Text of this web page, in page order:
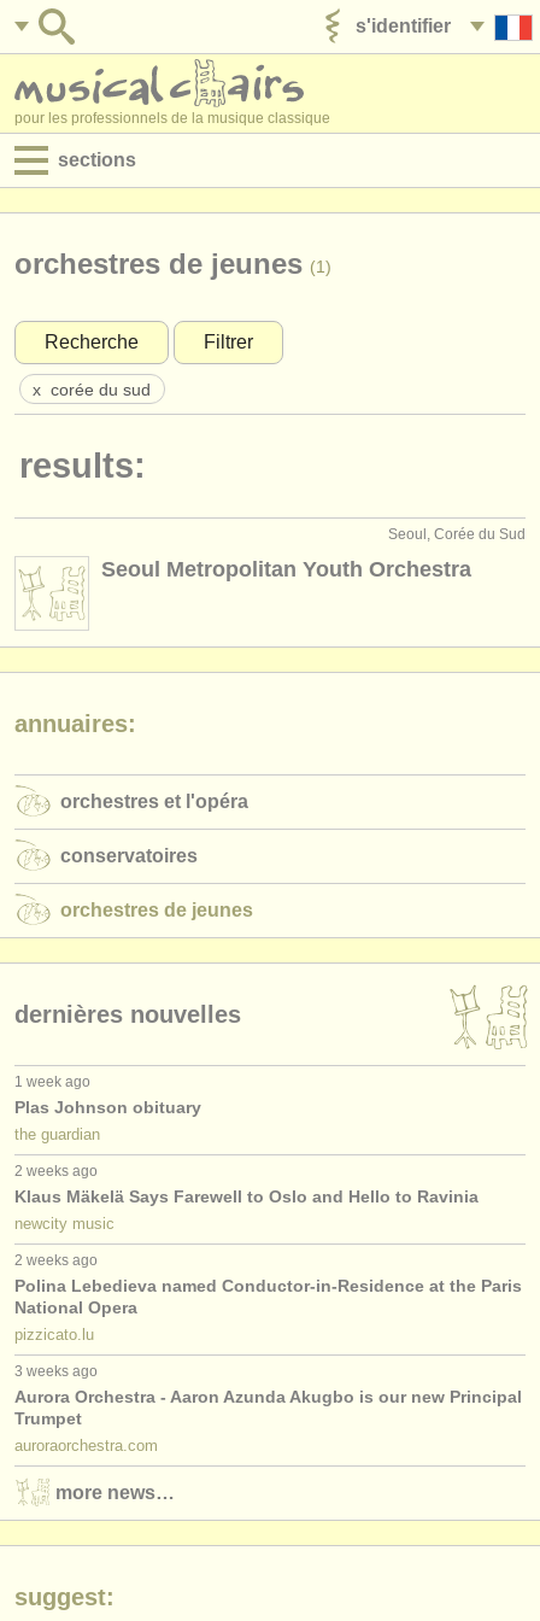
s'identifier
pour les professionnels de la musique classique
sections
jobs - administration
degree courses
stages/cours
instruments à vendre
instruments volés
orchestres de jeunes
musicalchairs:
a propos de musicalchairs
contactez nous
éditeurs:
ajouter votre annonce
find out about our ATS
ATSfaq
s'identifier
orchestres de jeunes (1)
Recherche Filtrer
x corée du sud
results:
Seoul, Corée du Sud
Seoul Metropolitan Youth Orchestra
annuaires:
orchestres et l'opéra
conservatoires
orchestres de jeunes
dernières nouvelles
1 week ago
Plas Johnson obituary
the guardian
2 weeks ago
Klaus Mäkelä Says Farewell to Oslo and Hello to Ravinia
newcity music
2 weeks ago
Polina Lebedieva named Conductor-in-Residence at the Paris
National Opera
pizzicato.lu
3 weeks ago
Aurora Orchestra - Aaron Azunda Akugbo is our new Principal
Trumpet
auroraorchestra.com
more news…
suggest: